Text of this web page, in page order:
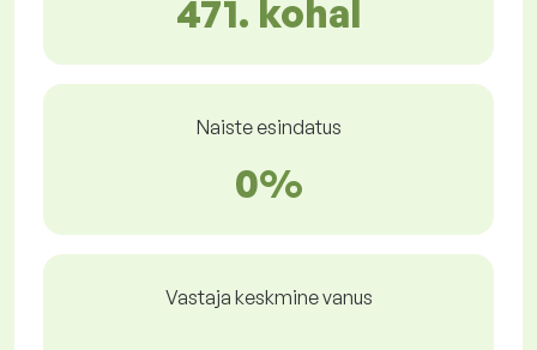
471. kohal
Naiste esindatus
0%
Vastaja keskmine vanus